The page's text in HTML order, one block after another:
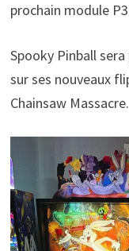
prochain module
Spooky Pinball
sur ses nouveaux
Chainsaw Massacre.